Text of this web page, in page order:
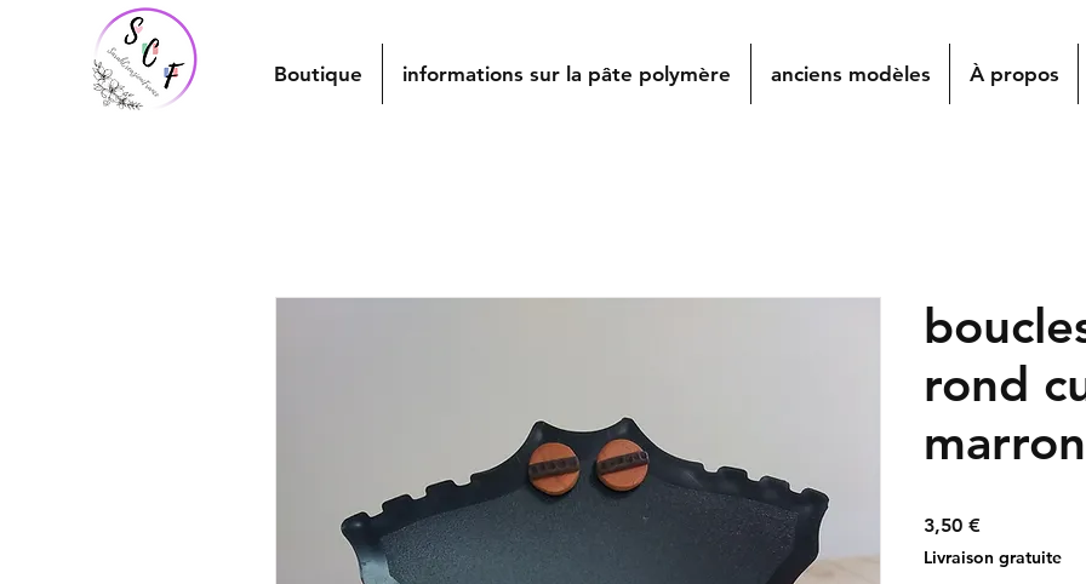
Boutique informations sur la pâte polymère anciens modèles À propos
rond
marron
3,50 €Prix
Livraison gratuite